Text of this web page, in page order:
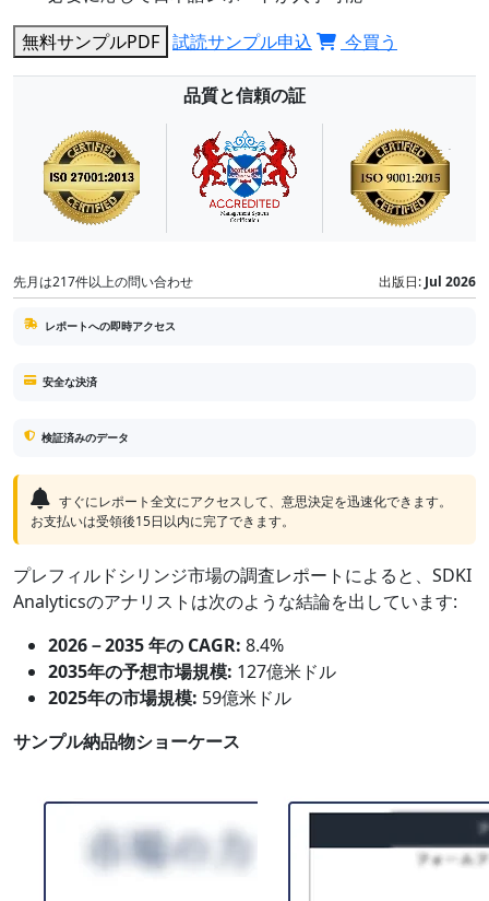
無料サンプルPDF 試読サンプル申込 今買う
品質と信頼の証
先月は217件以上の問い合わせ 出版日: Jul 2026
レポートへの即時アクセス
安全な決済
検証済みのデータ
すぐにレポート全文にアクセスして、意思決定を迅速化できます。
お支払いは受領後15日以内に完了できます。
プレフィルドシリンジ市場の調査レポートによると、SDKI
Analyticsのアナリストは次のような結論を出しています:
2026－2035 年の CAGR: 8.4%
2035年の予想市場規模: 127億米ドル
2025年の市場規模: 59億米ドル
サンプル納品物ショーケース